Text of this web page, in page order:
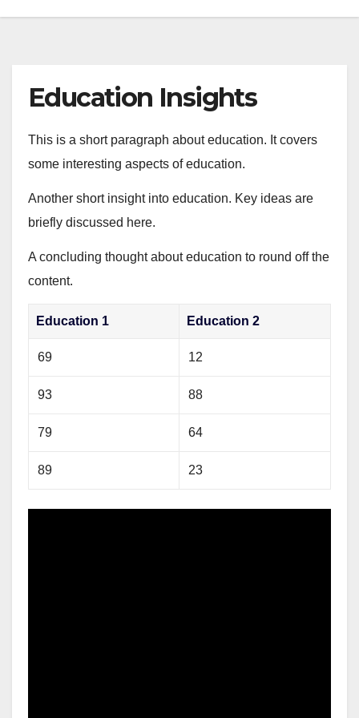
Education Insights
This is a short paragraph about education. It covers
some interesting aspects of education.
Another short insight into education. Key ideas are
briefly discussed here.
A concluding thought about education to round off the
content.
Education 1 Education 2
69 12
93 88
79 64
89 23